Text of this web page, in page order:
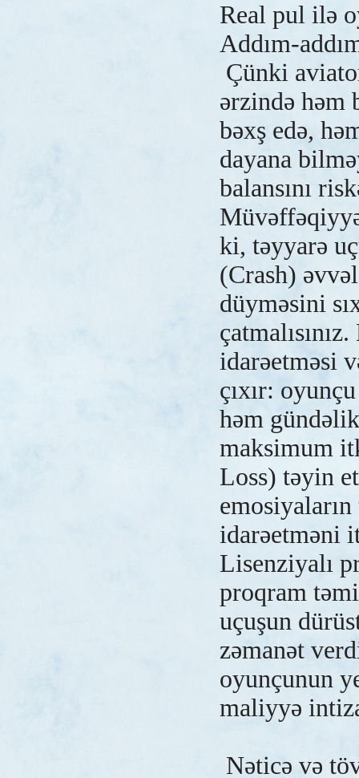
Real pul ilə
Addım-
Çünki
ərzində həm
bəxş edə,
dayana
balansını
ki, təyyarə
(Crash)
düyməsini
idarəetməsi
çıxır:
həm
maksimum
Loss) təyin
idarəetməni
Lisenziyalı
proqram
uçuşun
zəmanət
oyunçunun
maliyyə
Nəticə və